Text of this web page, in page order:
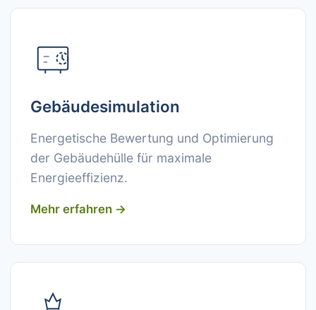
Gebäudesimulation
Energetische Bewertung und Optimierung
der Gebäudehülle für maximale
Energieeffizienz.
Mehr erfahren →